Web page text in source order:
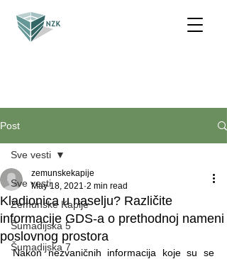
Post
Sve vesti
Zemunske Kapije
Šumadijska 5
Šumadijska 7
Sve vesti
Kladionica u naselju? Različite
informacije GDS-a o prethodnoj nameni
poslovnog prostora
zemunskekapije
May 18, 2021 2 min read
Nakon nezvaničnih informacija koje su se